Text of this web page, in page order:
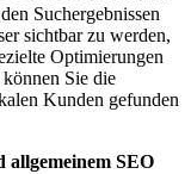
Suchergebnissen
sichtbar zu werden,
Optimierungen
Sie die
Kunden gefunden
allgemeinem SEO